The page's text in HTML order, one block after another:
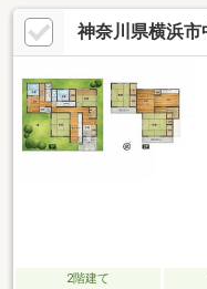
パーとコンビニエンススト
歩で楽々【ライフインフ
約570m 徒歩8分・横浜
まいばすけっと山手駅前
ブン横浜大和町店 約
4分
神奈川県横浜市
2階建て